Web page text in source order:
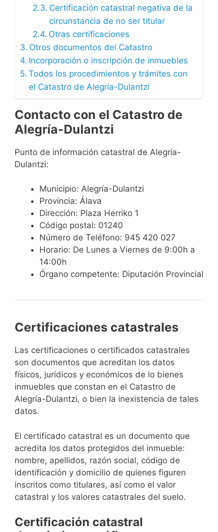
Certificación catastral negativa de la
circunstancia de no ser titular
Otras certificaciones
Otros documentos del Catastro
Incorporación o inscripción de inmuebles
Todos los procedimientos y trámites con
el Catastro de Alegría-Dulantzi
Contacto con el Catastro de
Alegría-Dulantzi
Punto de información catastral de Alegría-
Dulantzi:
Municipio: Alegría-Dulantzi
Provincia: Álava
Dirección: Plaza Herriko 1
Código postal: 01240
Número de Teléfono: 945 420 027
Horario: De Lunes a Viernes de 9:00h a
14:00h
Órgano competente: Diputación Provincial
Certificaciones catastrales
Las certificaciones o certificados catastrales
son documentos que acreditan los datos
físicos, jurídicos y económicos de lo bienes
inmuebles que constan en el Catastro de
Alegría-Dulantzi, o bien la inexistencia de tales
datos.
El certificado catastral es un documento que
acredita los datos protegidos del inmueble:
nombre, apellidos, razón social, código de
identificación y domicilio de quienes figuren
inscritos como titulares, así como el valor
catastral y los valores catastrales del suelo.
Certificación catastral